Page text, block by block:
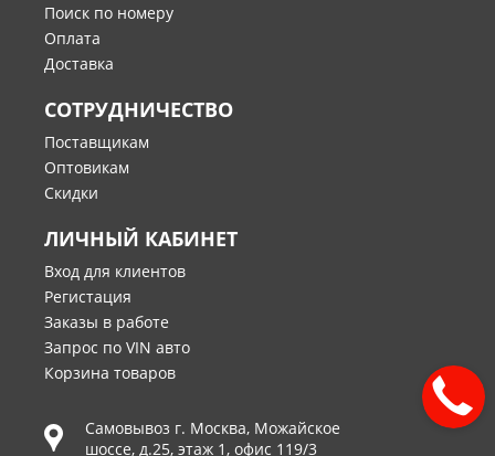
Поиск по номеру
Оплата
Доставка
СОТРУДНИЧЕСТВО
Поставщикам
Оптовикам
Скидки
ЛИЧНЫЙ КАБИНЕТ
Вход для клиентов
Регистация
Заказы в работе
Запрос по VIN авто
Корзина товаров
Самовывоз г. Москва, Можайское
шоссе, д.25, этаж 1, офис 119/3